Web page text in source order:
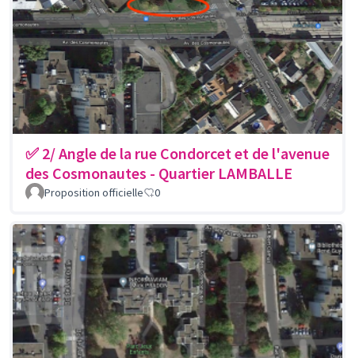
✅ 2/ Angle de la rue Condorcet et de l'avenue
des Cosmonautes - Quartier LAMBALLE
Proposition officielle 0